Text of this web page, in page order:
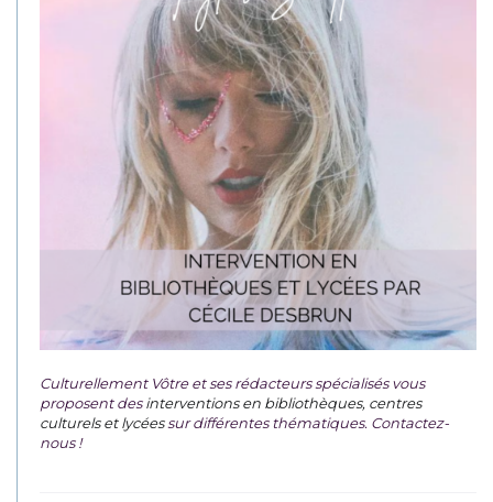
Culturellement Vôtre et ses rédacteurs spécialisés vous
proposent desinterventions en bibliothèques, centres
culturels et lycéessur différentes thématiques. Contactez-
nous !